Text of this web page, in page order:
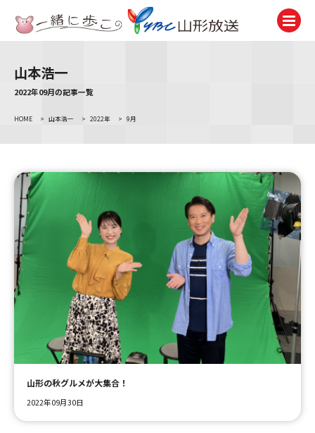
TV
ラジオ
アナウンサー
Announcer
イベント
Event
試写会・プレゼント
Present
ＹＢＣオンデマンド
山本浩一
2022年09月の記事一覧
HOME > 山本浩一 > 2022年 > 9月
山形の秋グルメが大集合！
2022年09月30日